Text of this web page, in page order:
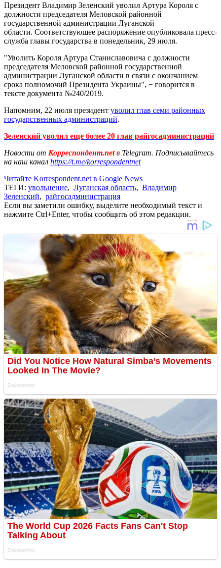
Президент Владимир Зеленский уволил Артура Короля с
должности председателя Меловской районной
государственной администрации Луганской
области. Соответствующее распоряжение опубликовала пресс-
служба главы государства в понедельник, 29 июля.
"Уволить Короля Артура Станиславовича с должности
председателя Меловской районной государственной
администрации Луганской области в связи с окончанием
срока полномочий Президента Украины", − говорится в
тексте документа №240/2019.
Напомним, 22 июля президент уволил глав семи районных
государственных администраций.
Зеленский уволил еще более 20 глав райгосадминистраций
Новости от Корреспондент.netв Telegram. Подписывайтесь
на наш канал https://t.me/korrespondentnet
Читайте Korrespondent.net в Google News
ТЕГИ: увольнение, Луганская область, Владимир
Зеленский, райгосадминистрация
Если вы заметили ошибку, выделите необходимый текст и
нажмите Ctrl+Enter, чтобы сообщить об этом редакции.